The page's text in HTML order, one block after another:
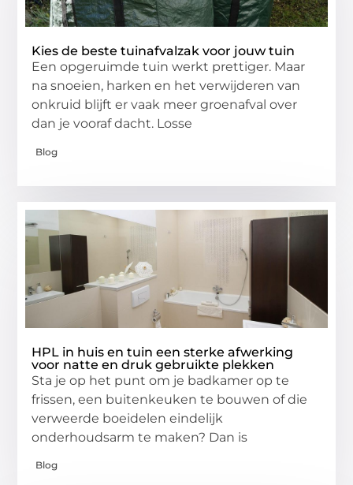
Kies de beste tuinafvalzak voor jouw tuin
Een opgeruimde tuin werkt prettiger. Maar
na snoeien, harken en het verwijderen van
onkruid blijft er vaak meer groenafval over
dan je vooraf dacht. Losse
Blog
HPL in huis en tuin een sterke afwerking
voor natte en druk gebruikte plekken
Sta je op het punt om je badkamer op te
frissen, een buitenkeuken te bouwen of die
verweerde boeidelen eindelijk
onderhoudsarm te maken? Dan is
Blog